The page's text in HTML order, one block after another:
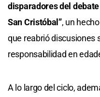
disparadores del
San Cristóbal”, un
que reabrió discusiones
responsabilidad en
A lo largo del ciclo,